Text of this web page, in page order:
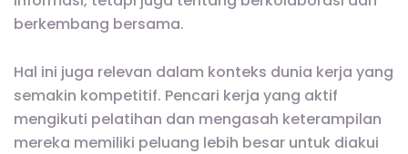
berkembang bersama.
Hal ini juga relevan dalam konteks dunia kerja yang
semakin kompetitif. Pencari kerja yang aktif
mengikuti pelatihan dan mengasah keterampilan
mereka memiliki peluang lebih besar untuk diakui